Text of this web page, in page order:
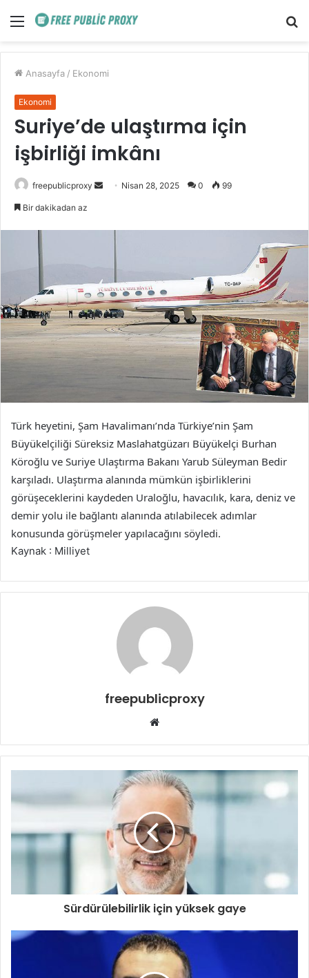
Menü
Anasayfa / Ekonomi
Ekonomi
Suriye’de ulaştırma için
işbirliği imkânı
freepublicproxy
Bir
Nisan 28, 2025 0 99
Bir dakikadan az
Türk heyetini, Şam Havalimanı’nda Türkiye’nin Şam
Büyükelçiliği Süreksiz Maslahatgüzarı Büyükelçi Burhan
Köroğlu ve Suriye Ulaştırma Bakanı Yarub Süleyman Bedir
karşıladı. Ulaştırma alanında mümkün işbirliklerini
görüşeceklerini kaydeden Uraloğlu, havacılık, kara, deniz ve
demir yolu ile bağlantı alanında atılabilecek adımlar
konusunda görüşmeler yapılacağını söyledi.
Kaynak : Milliyet
freepublicproxy
Web
Sürdürülebilirlik için yüksek gaye